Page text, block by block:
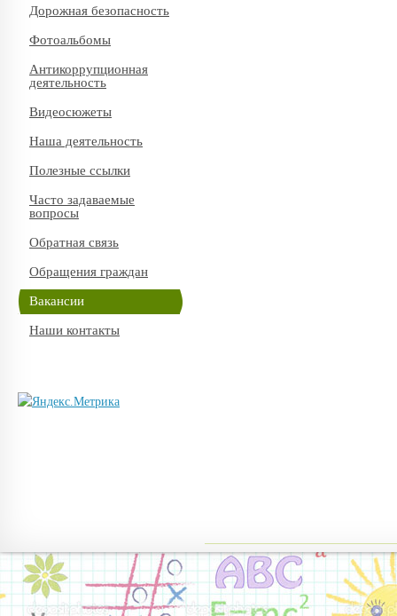
Дорожная безопасность
Фотоальбомы
Антикоррупционная
деятельность
Видеосюжеты
Наша деятельность
Полезные ссылки
Часто задаваемые
вопросы
Обратная связь
Обращения граждан
Вакансии
Наши контакты